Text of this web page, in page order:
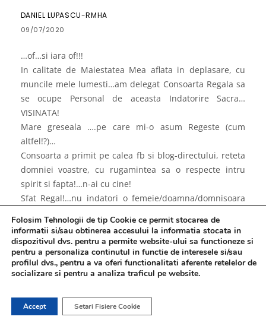
DANIEL LUPASCU-RMHA
09/07/2020
…of…si iara of!!!
In calitate de Maiestatea Mea aflata in deplasare, cu
muncile mele lumesti…am delegat Consoarta Regala sa
se ocupe Personal de aceasta Indatorire Sacra…
VISINATA!
Mare greseala ….pe care mi-o asum Regeste (cum
altfel!?)…
Consoarta a primit pe calea fb si blog-directului, reteta
domniei voastre, cu rugamintea sa o respecte intru
spirit si fapta!…n-ai cu cine!
Sfat Regal!…nu indatori o femeie/doamna/domnisoara
pentru ca dragoste, pentru ca suflet, pentru ca doare…
doare al dracu’ esecul unei visinate moarte in fasha,
neajunsa la termen si nascuta prematur, in chinuri
groaznice…si…fara viatza!
Ma duc sa beau un Pinot Noir…sa-mi treaca!
Love…ca de obicei…
Folosim Tehnologii de tip Cookie ce permit stocarea de
informatii si/sau obtinerea accesului la informatia stocata in
dispozitivul dvs. pentru a permite website-ului sa functioneze si
pentru a personaliza continutul in functie de interesele si/sau
profilul dvs., pentru a va oferi functionalitati aferente retelelor de
socializare si pentru a analiza traficul pe website.
Accept Setari Fisiere Cookie